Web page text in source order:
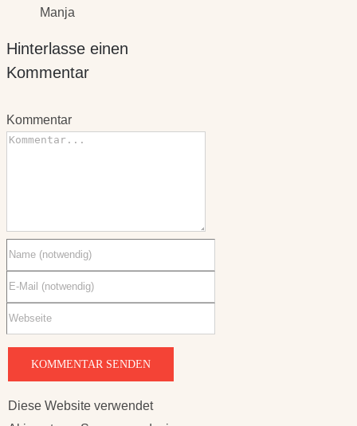
Manja
Hinterlasse einen
Kommentar
Kommentar
Diese Website verwendet